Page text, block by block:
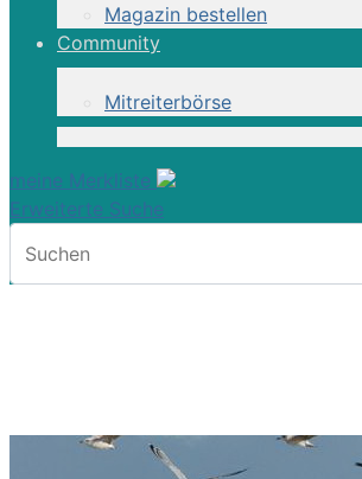
Magazin bestellen
Community
Mitreiterbörse
meine Merkliste
Erweiterte Suche